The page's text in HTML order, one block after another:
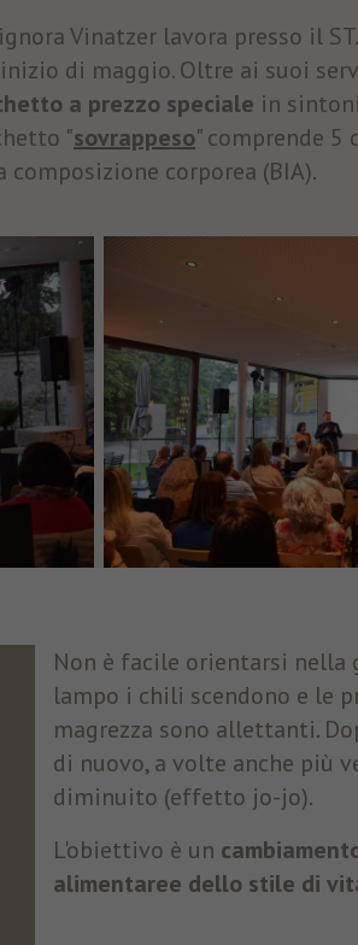
Vinatzer lavora presso il
di maggio. Oltre ai suoi
a prezzo speciale in
"sovrappeso" comprende
composizione corporea (BIA).
Non è facile orientarsi
lampo i chili scendono e le
magrezza sono allettanti.
di nuovo, a volte anche più
diminuito (effetto jo-jo).
L'obiettivo è un
alimentaree dello stile di